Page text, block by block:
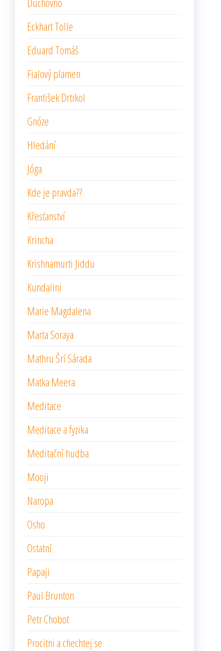
Eckhart Tolle
Eduard Tomáš
Fialový plamen
František Drtikol
Gnóze
Hledání
Jóga
Kde je pravda??
Křesťanství
Krincha
Krishnamurti Jiddu
Kundalini
Marie Magdalena
Marta Soraya
Mathru Šrí Sárada
Matka Meera
Meditace
Meditace a fyzika
Meditační hudba
Mooji
Naropa
Osho
Ostatní
Papaji
Paul Brunton
Petr Chobot
Procitni a chechtej se